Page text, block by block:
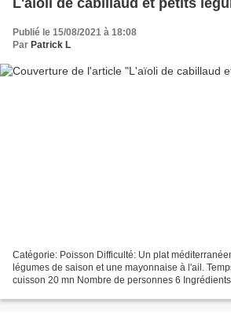
Publié le 15/08/2021 à 18:08
Par Patrick L
Catégorie: Poisson Difficulté: Un plat
légumes de saison et une mayonnaise à l'ail.
cuisson 20 mn Nombre de personnes 6